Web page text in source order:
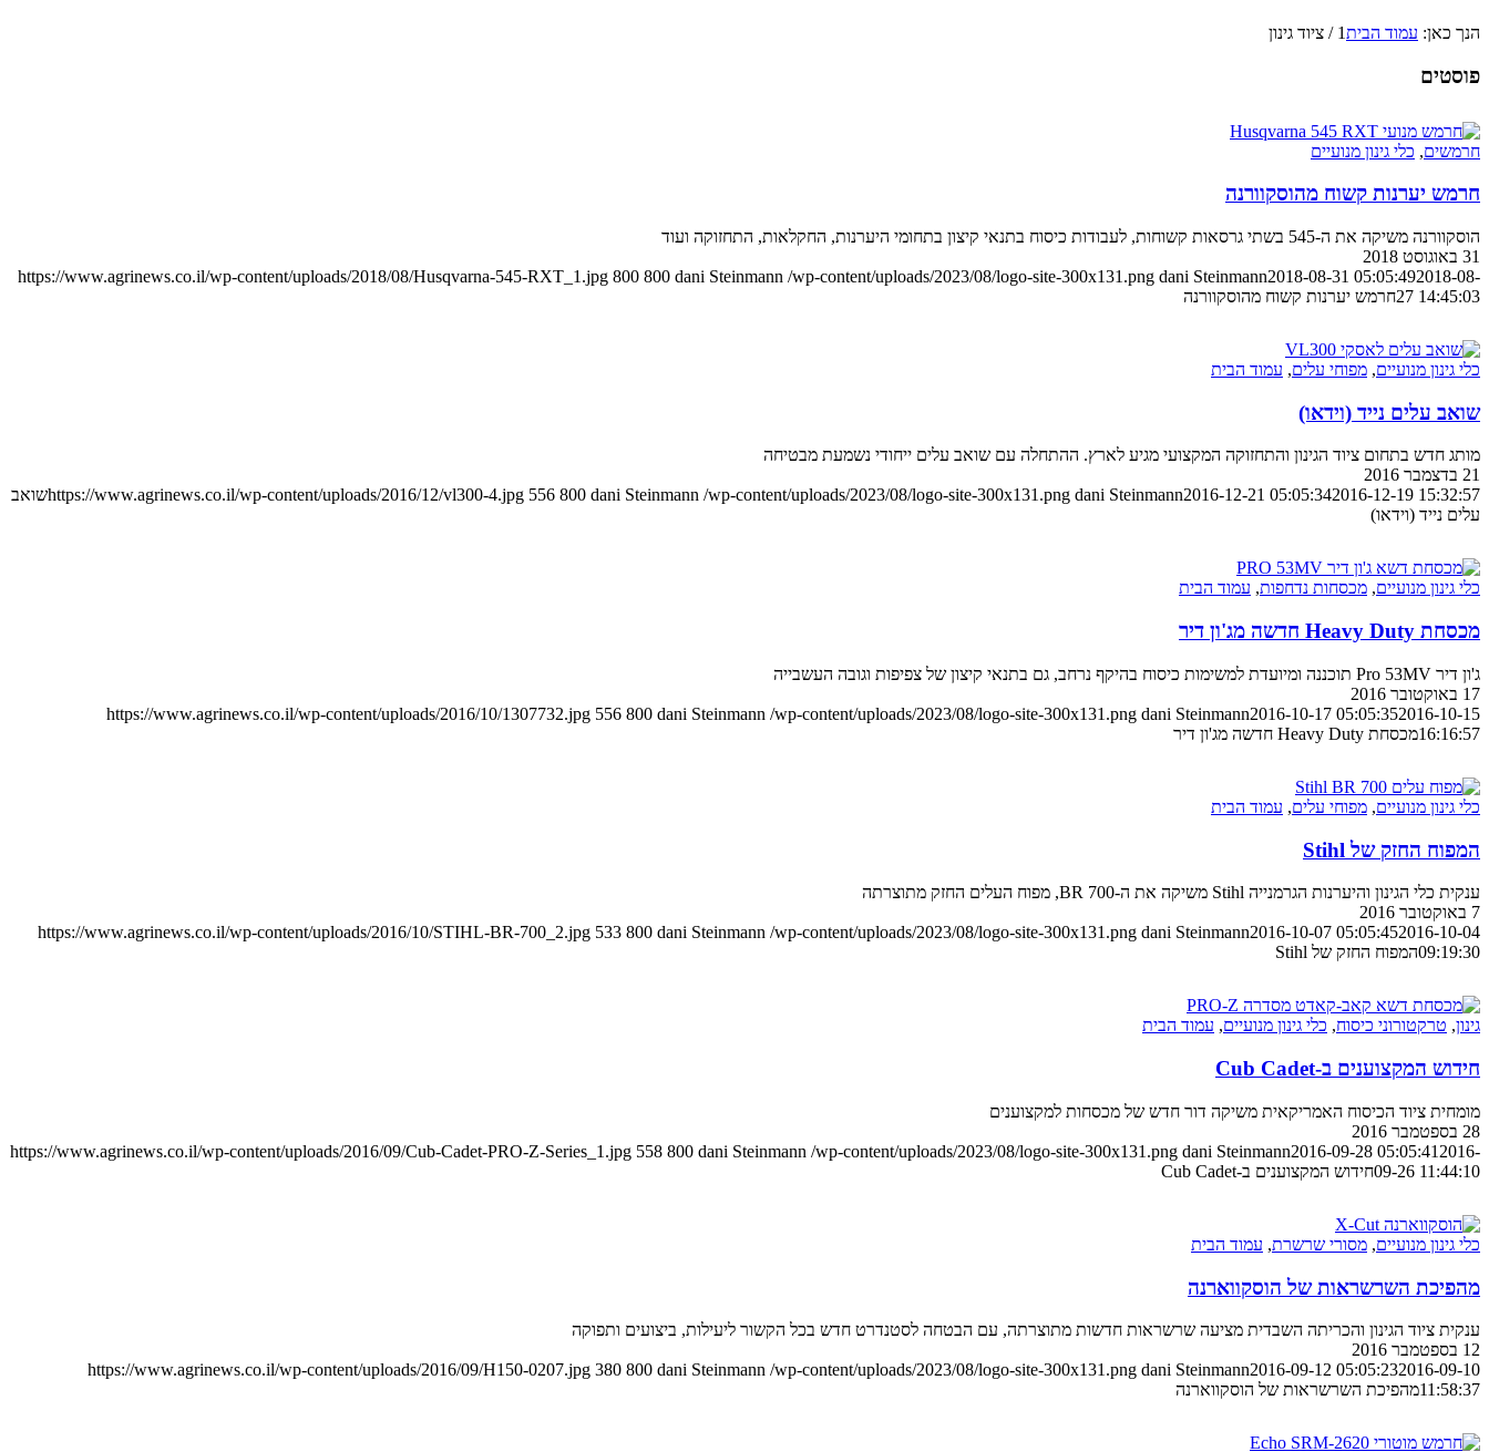
הנך כאן: עמוד הבית1
/ ציוד גינון
פוסטים
חרמשים, כלי גינון מנועיים
חרמש יערנות קשוח מהוסקוורנה
הוסקוורנה משיקה את ה-545 בשתי גרסאות קשוחות, לעבודות כיסוח בתנאי קיצון בתחומי היערנות, החקלאות, התחזוקה ועוד
31 באוגוסט 2018
https://www.agrinews.co.il/wp-content/uploads/2018/08/Husqvarna-545-RXT_1.jpg 800 800 dani Steinmann /wp-content/uploads/2023/08/logo-site-300x131.png dani Steinmann2018-08-31 05:05:492018-08-
27 14:45:03חרמש יערנות קשוח מהוסקוורנה
כלי גינון מנועיים, מפוחי עלים, עמוד הבית
שואב עלים נייד (וידאו)
מותג חדש בתחום ציוד הגינון והתחזוקה המקצועי מגיע לארץ. ההתחלה עם שואב עלים ייחודי נשמעת מבטיחה
21 בדצמבר 2016
https://www.agrinews.co.il/wp-content/uploads/2016/12/vl300-4.jpg 556 800 dani Steinmann /wp-content/uploads/2023/08/logo-site-300x131.png dani Steinmann2016-12-21 05:05:342016-12-19 15:32:57
שואב
עלים נייד (וידאו)
כלי גינון מנועיים, מכסחות נדחפות, עמוד הבית
מכסחת Heavy Duty חדשה מג'ון דיר
ג'ון דיר Pro 53MV תוכננה ומיועדת למשימות כיסוח בהיקף נרחב, גם בתנאי קיצון של צפיפות וגובה העשבייה
17 באוקטובר 2016
https://www.agrinews.co.il/wp-content/uploads/2016/10/1307732.jpg 556 800 dani Steinmann /wp-content/uploads/2023/08/logo-site-300x131.png dani Steinmann2016-10-17 05:05:352016-10-15
16:16:57מכסחת Heavy Duty חדשה מג'ון דיר
כלי גינון מנועיים, מפוחי עלים, עמוד הבית
המפוח החזק של Stihl
ענקית כלי הגינון והיערנות הגרמנייה Stihl משיקה את ה-BR 700, מפוח העלים החזק מתוצרתה
7 באוקטובר 2016
https://www.agrinews.co.il/wp-content/uploads/2016/10/STIHL-BR-700_2.jpg 533 800 dani Steinmann /wp-content/uploads/2023/08/logo-site-300x131.png dani Steinmann2016-10-07 05:05:452016-10-04
09:19:30המפוח החזק של Stihl
גינון, טרקטורוני כיסוח, כלי גינון מנועיים, עמוד הבית
חידוש המקצוענים ב-Cub Cadet
מומחית ציוד הכיסוח האמריקאית משיקה דור חדש של מכסחות למקצוענים
28 בספטמבר 2016
https://www.agrinews.co.il/wp-content/uploads/2016/09/Cub-Cadet-PRO-Z-Series_1.jpg 558 800 dani Steinmann /wp-content/uploads/2023/08/logo-site-300x131.png dani Steinmann2016-09-28 05:05:41 2016-
09-26 11:44:10חידוש המקצוענים ב-Cub Cadet
כלי גינון מנועיים, מסורי שרשרת, עמוד הבית
מהפיכת השרשראות של הוסקווארנה
ענקית ציוד הגינון והכריתה השבדית מציעה שרשראות חדשות מתוצרתה, עם הבטחה לסטנדרט חדש בכל הקשור ליעילות, ביצועים ותפוקה
12 בספטמבר 2016
https://www.agrinews.co.il/wp-content/uploads/2016/09/H150-0207.jpg 380 800 dani Steinmann /wp-content/uploads/2023/08/logo-site-300x131.png dani Steinmann2016-09-12 05:05:232016-09-10
11:58:37מהפיכת השרשראות של הוסקווארנה